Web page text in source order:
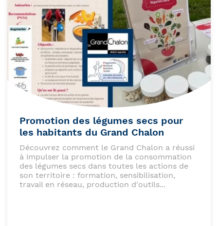
Promotion des légumes secs pour
les habitants du Grand Chalon
Découvrez comment le Grand Chalon a réussi
à impulser la promotion de la consommation
des légumes secs dans toutes les actions de
son territoire : formation, sensibilisation,
travail en réseau, production d'outils...